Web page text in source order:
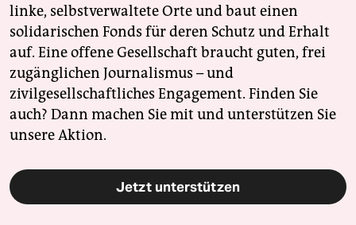
linke, selbstverwaltete Orte und baut einen
solidarischen Fonds für deren Schutz und Erhalt
auf. Eine offene Gesellschaft braucht guten, frei
zugänglichen Journalismus – und
zivilgesellschaftliches Engagement. Finden Sie
auch? Dann machen Sie mit und unterstützen Sie
unsere Aktion.
Jetzt unterstützen